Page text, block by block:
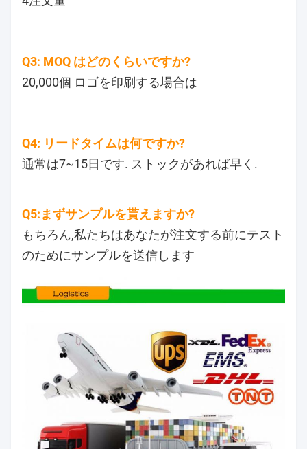
Q3: MOQ はどのくらいですか?
20,000個 ロゴを印刷する場合は
Q4: リードタイムは何ですか?
通常は7~15日です. ストックがあれば早く.
Q5:まずサンプルを貰えますか?
もちろん,私たちはあなたが注文する前にテスト
のためにサンプルを送信します